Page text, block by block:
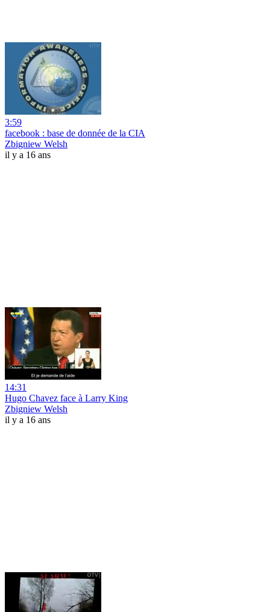
3:59
facebook : base de donnée de la CIA
Zbigniew Welsh
il y a 16 ans
14:31
Hugo Chavez face à Larry King
Zbigniew Welsh
il y a 16 ans